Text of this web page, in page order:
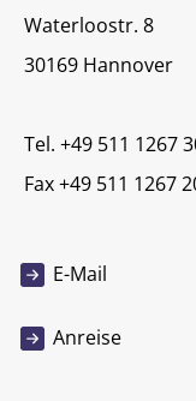
Waterloostr. 8
30169 Hannover
Tel. +49 511 1267
Fax +49 511 1267
E-Mail
Anreise